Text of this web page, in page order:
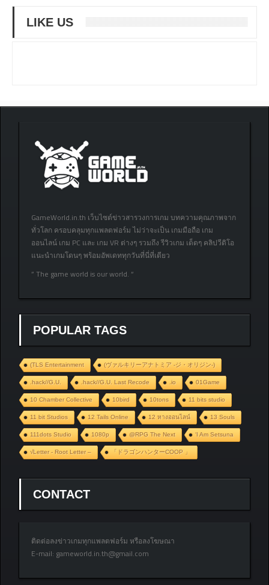
LIKE US
GameWorld.in.th เว็บไซต์ข่าวสารวงการเกม บทความคุณภาพจาก
ทั่วโลก ครอบคลุมทุกแพลตฟอร์ม ไม่ว่าจะเป็น เกมมือถือ เกม
ออนไลน์ เกม PC และ เกม VR ต่างๆ รวมถึง รีวิวเกม เด็ดๆ คลิปวีดิโอ
แนะนำเกมโดนๆ พร้อมอัพเดททุกวันที่นี่ที่เดียว
” The game world is our world. “
POPULAR TAGS
(TLS Entertainment (ヴァルキリーアナトミア ‐ジ・オリジン‐)
.hack//G.U. .hack//G.U. Last Recode .io 01Game
10 Chamber Collective 10bird 10tons 11 bits studio
11 bit Studios 12 Tails Online 12 หางออนไลน์ 13 Souls
111dots Studio 1080p @RPG The Next ‘I Am Setsuna
√Letter - Root Letter – 「ドラゴンハンターCOOP 」
CONTACT
ติดต่อลงข่าวเกมทุกแพลตฟอร์ม หรือลงโฆษณา
E-mail: gameworld.in.th@gmail.com